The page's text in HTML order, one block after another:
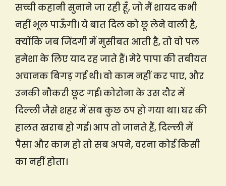
सच्ची कहानी सुनाने जा रही हूँ, जो मैं शायद कभी
नहीं भूल पाऊँगी। ये बात दिल को छू लेने वाली है,
क्योंकि जब जिंदगी में मुसीबत आती है, तो वो पल
हमेशा के लिए याद रह जाते हैं। मेरे पापा की तबीयत
अचानक बिगड़ गई थी। वो काम नहीं कर पाए, और
उनकी नौकरी छूट गई। कोरोना के उस दौर में
दिल्ली जैसे शहर में सब कुछ ठप हो गया था। घर की
हालत खराब हो गई। आप तो जानते हैं, दिल्ली में
पैसा और काम हो तो सब अपने, वरना कोई किसी
का नहीं होता।